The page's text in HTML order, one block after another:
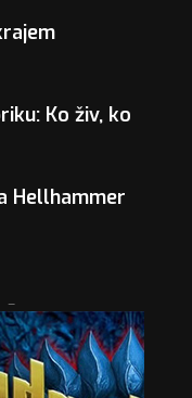
Ko živ, ko
Hellhammer
–